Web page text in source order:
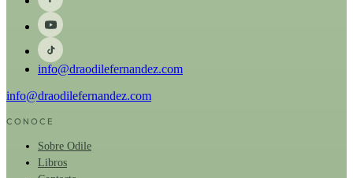
info@draodilefernandez.com
info@draodilefernandez.com
CONOCE
Sobre Odile
Libros